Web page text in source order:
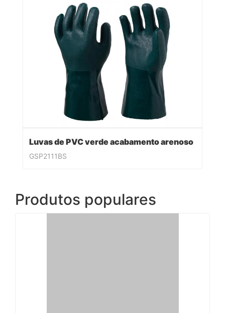
Luvas de PVC verde acabamento arenoso
GSP2111BS
Produtos populares